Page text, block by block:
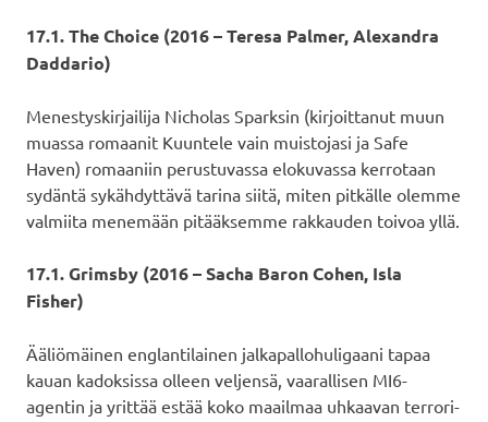
17.1. The Choice (2016 – Teresa Palmer, Alexandra
Daddario)
Menestyskirjailija Nicholas Sparksin (kirjoittanut muun
muassa romaanit Kuuntele vain muistojasi ja Safe
Haven) romaaniin perustuvassa elokuvassa kerrotaan
sydäntä sykähdyttävä tarina siitä, miten pitkälle olemme
valmiita menemään pitääksemme rakkauden toivoa yllä.
17.1. Grimsby (2016 – Sacha Baron Cohen, Isla
Fisher)
Ääliömäinen englantilainen jalkapallohuligaani tapaa
kauan kadoksissa olleen veljensä, vaarallisen MI6-
agentin ja yrittää estää koko maailmaa uhkaavan terrori-